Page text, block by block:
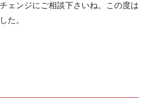
ェンジにご相談下さいね。この度は
た。